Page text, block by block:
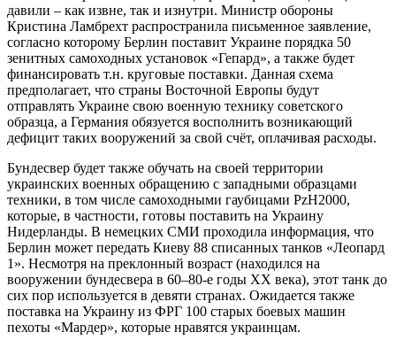
давили – как извне, так и изнутри. Министр обороны
Кристина Ламбрехт распространила письменное заявление,
согласно которому Берлин поставит Украине порядка 50
зенитных самоходных установок «Гепард», а также будет
финансировать т.н. круговые поставки. Данная схема
предполагает, что страны Восточной Европы будут
отправлять Украине свою военную технику советского
образца, а Германия обязуется восполнить возникающий
дефицит таких вооружений за свой счёт, оплачивая расходы.
Бундесвер будет также обучать на своей территории
украинских военных обращению с западными образцами
техники, в том числе самоходными гаубицами PzH2000,
которые, в частности, готовы поставить на Украину
Нидерланды. В немецких СМИ проходила информация, что
Берлин может передать Киеву 88 списанных танков «Леопард
1». Несмотря на преклонный возраст (находился на
вооружении бундесвера в 60–80-е годы ХХ века), этот танк до
сих пор используется в девяти странах. Ожидается также
поставка на Украину из ФРГ 100 старых боевых машин
пехоты «Мардер», которые нравятся украинцам.